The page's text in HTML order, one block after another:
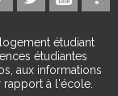
étudiant
étudiantes
aux informations
à l'école.